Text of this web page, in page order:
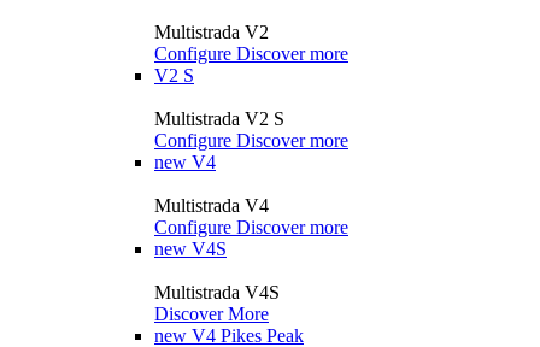
Multistrada V2
Configure Discover more
V2 S
Multistrada V2 S
Configure Discover more
new V4
Multistrada V4
Configure Discover more
new V4S
Multistrada V4S
Discover More
new V4 Pikes Peak